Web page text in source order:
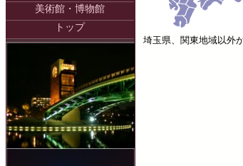
美術館・博物館
トップ
埼玉県、関東地域以外